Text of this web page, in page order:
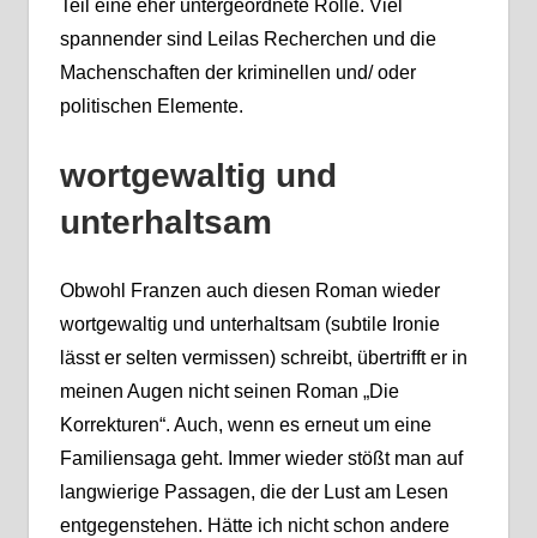
Teil eine eher untergeordnete Rolle. Viel
spannender sind Leilas Recherchen und die
Machenschaften der kriminellen und/ oder
politischen Elemente.
wortgewaltig und
unterhaltsam
Obwohl Franzen auch diesen Roman wieder
wortgewaltig und unterhaltsam (subtile Ironie
lässt er selten vermissen) schreibt, übertrifft er in
meinen Augen nicht seinen Roman „Die
Korrekturen“. Auch, wenn es erneut um eine
Familiensaga geht. Immer wieder stößt man auf
langwierige Passagen, die der Lust am Lesen
entgegenstehen. Hätte ich nicht schon andere